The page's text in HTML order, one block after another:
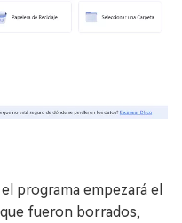
programa empezará el
fueron borrados,